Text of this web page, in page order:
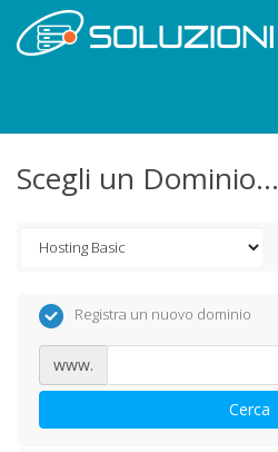
Scegli un Dominio...
Registra un nuovo dominio
www.
Cerca